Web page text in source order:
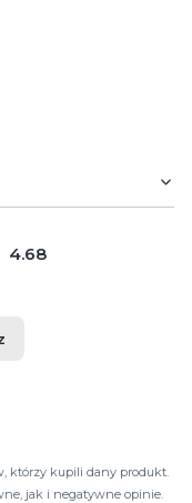
4.68
którzy kupili dany produkt.
jak i negatywne opinie.